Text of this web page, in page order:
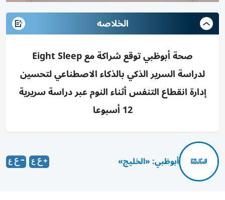
الخلاصه
صحة أبوظبي توقع شراكة مع Eight Sleep
لدراسة السرير الذكي بالذكاء الاصطناعي لتحسين
إدارة انقطاع التنفس أثناء النوم عبر دراسة سريرية
12 أسبوعا
أبوظبي: «الخليج»